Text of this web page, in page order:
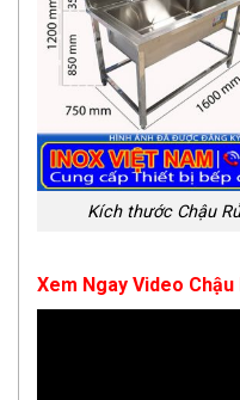
Kích thước Chậu
Xem Ngay Video Chậu